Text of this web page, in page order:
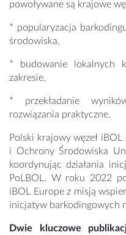
powoływane są krajowe
* popularyzacja
środowiska,
* budowanie lokalnych
zakresie,
* przekładanie
rozwiązania praktyczne.
Polski krajowy węzeł
i Ochrony Środowiska
koordynując działania
PoLBOL. W roku 2022
iBOL Europe z misją
inicjatyw barkodingowych
Dwie kluczowe